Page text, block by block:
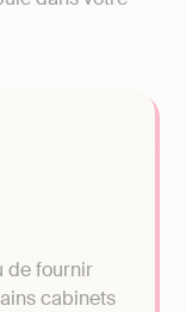
de fournir
cabinets